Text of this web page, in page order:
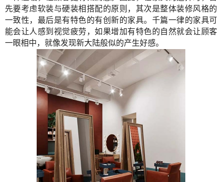
先要考虑软装与硬装相搭配的原则，其次是整体装修风格的
一致性，最后是有特色的有创新的家具。千篇一律的家具可
能会让人感到视觉疲劳，如果增加有特色的自然就会让顾客
一眼相中，就像发现新大陆般似的产生好感。